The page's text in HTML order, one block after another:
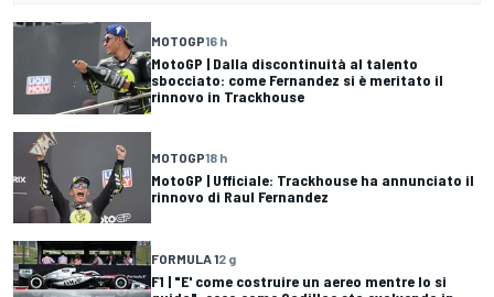
MOTOGP16 h
MotoGP | Dalla discontinuità al talento
sbocciato: come Fernandez si è meritato il
rinnovo in Trackhouse
MOTOGP18 h
MotoGP | Ufficiale: Trackhouse ha annunciato il
rinnovo di Raul Fernandez
FORMULA 12 g
F1 | "E' come costruire un aereo mentre lo si